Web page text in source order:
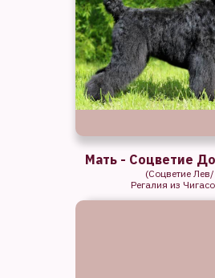
(Соцветие Лев/
Регалия из
Мать - Соцветие